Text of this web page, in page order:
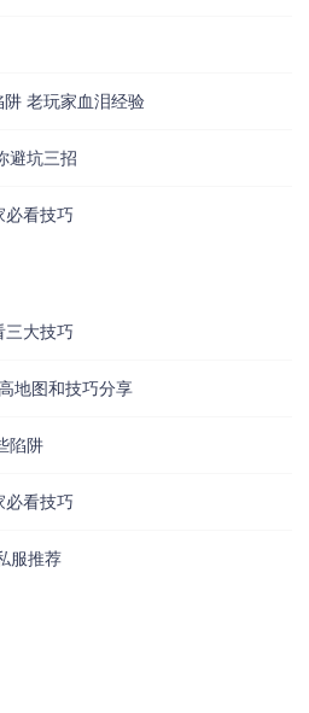
老玩家血泪经验
避坑三招
必看技巧
三大技巧
地图和技巧分享
陷阱
必看技巧
服推荐